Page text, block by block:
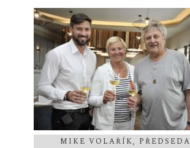
MIKE VOLAŘÍK, PŘEDSEDA